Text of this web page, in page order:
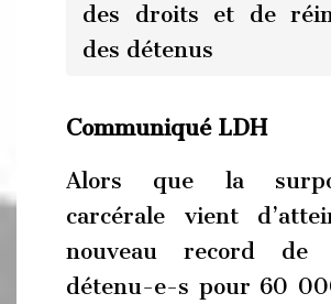
des droits et de
des détenus
Communiqué LDH
Alors que la
carcérale vient
nouveau record de
détenu-e-s pour 60